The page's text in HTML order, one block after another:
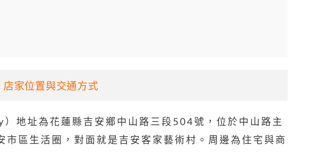
家位置與交通方式
地址為花蓮縣吉安鄉中山路三段504號，位於中山路主
市區生活圈，對面就是吉安客家藝術村。周邊為住宅與商